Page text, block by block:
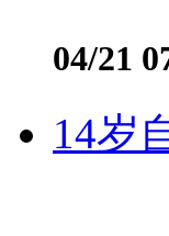
04/21
14岁